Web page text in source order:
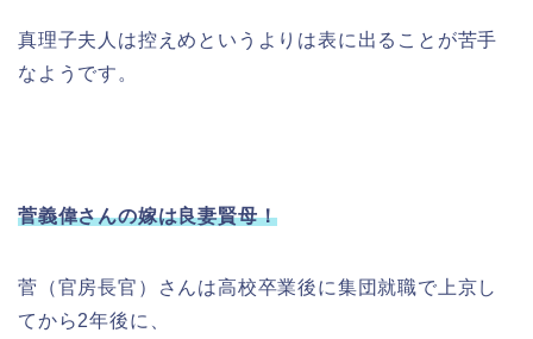
真理子夫人は控えめというよりは表に出ることが苦手
なようです。
菅義偉さんの嫁は良妻賢母！
菅（官房長官）さんは高校卒業後に集団就職で上京し
てから2年後に、